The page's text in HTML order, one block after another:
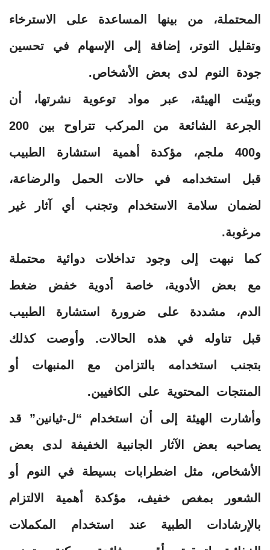
المحتملة، من بينها المساعدة على الاسترخاء
وتقليل التوتر، إضافة إلى الإسهام في تحسين
جودة النوم لدى بعض الأشخاص.
وبيّنت الهيئة، عبر مواد توعوية نشرتها، أن
الجرعة الشائعة من المركب تتراوح بين 200
و400 ملجم، مؤكدة أهمية استشارة الطبيب
قبل استخدامه في حالات الحمل والرضاعة،
لضمان سلامة الاستخدام وتجنب أي آثار غير
مرغوبة.
كما نبهت إلى وجود تداخلات دوائية محتملة
مع بعض الأدوية، خاصة أدوية خفض ضغط
الدم، مشددة على ضرورة استشارة الطبيب
قبل تناوله في هذه الحالات. وأوصت كذلك
بتجنب استخدامه بالتزامن مع المنبهات أو
المنتجات المحتوية على الكافيين.
وأشارت الهيئة إلى أن استخدام “ل-ثيانين” قد
يصاحبه بعض الآثار الجانبية الخفيفة لدى بعض
الأشخاص، مثل اضطرابات بسيطة في النوم أو
الشعور بمغص خفيف، مؤكدة أهمية الالتزام
بالإرشادات الطبية عند استخدام المكملات